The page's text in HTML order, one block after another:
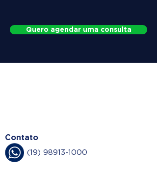
Quero agendar uma consulta
Contato
(19) 98913-1000